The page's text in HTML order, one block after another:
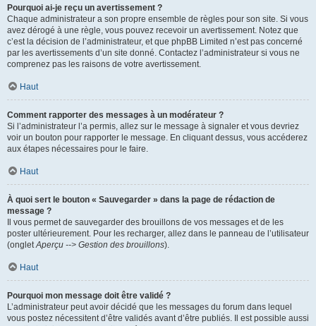
Pourquoi ai-je reçu un avertissement ?
Chaque administrateur a son propre ensemble de règles pour son site. Si vous
avez dérogé à une règle, vous pouvez recevoir un avertissement. Notez que
c’est la décision de l’administrateur, et que phpBB Limited n’est pas concerné
par les avertissements d’un site donné. Contactez l’administrateur si vous ne
comprenez pas les raisons de votre avertissement.
Haut
Comment rapporter des messages à un modérateur ?
Si l’administrateur l’a permis, allez sur le message à signaler et vous devriez
voir un bouton pour rapporter le message. En cliquant dessus, vous accéderez
aux étapes nécessaires pour le faire.
Haut
À quoi sert le bouton « Sauvegarder » dans la page de rédaction de
message ?
Il vous permet de sauvegarder des brouillons de vos messages et de les
poster ultérieurement. Pour les recharger, allez dans le panneau de l’utilisateur
(ongletAperçu --> Gestion des brouillons).
Haut
Pourquoi mon message doit être validé ?
L’administrateur peut avoir décidé que les messages du forum dans lequel
vous postez nécessitent d’être validés avant d’être publiés. Il est possible aussi